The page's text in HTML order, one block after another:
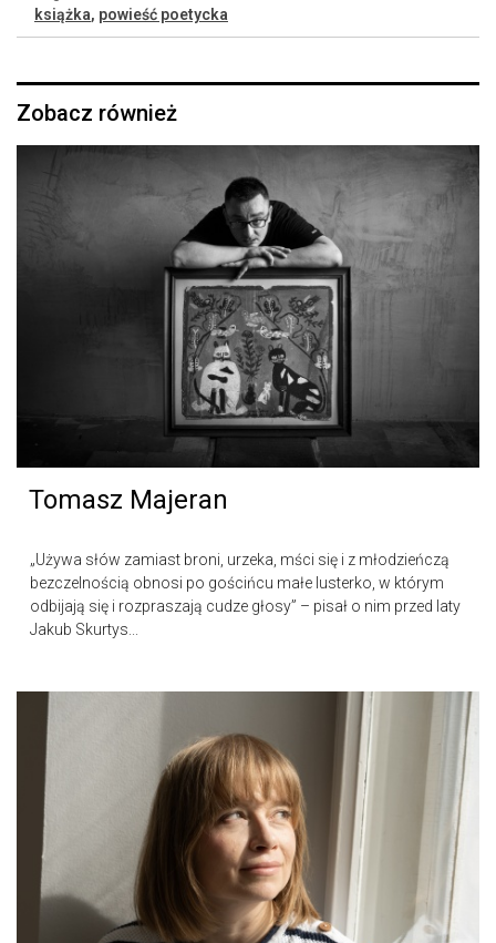
książka, powieść poetycka
Zobacz również
Tomasz Majeran
„Używa słów zamiast broni, urzeka, mści się i z młodzieńczą
bezczelnością obnosi po gościńcu małe lusterko, w którym
odbijają się i rozpraszają cudze głosy” – pisał o nim przed laty
Jakub Skurtys...